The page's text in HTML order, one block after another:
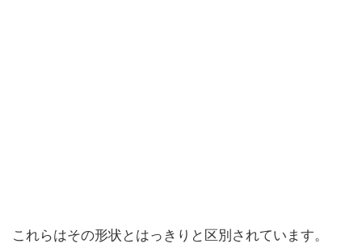
これらはその形状とはっきりと区別されています。